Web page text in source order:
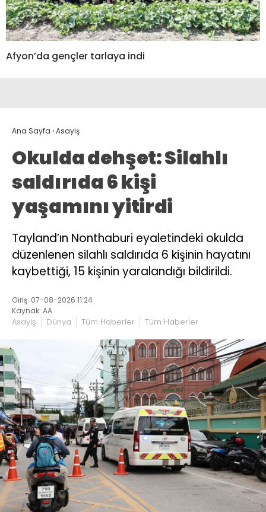
Afyon’da gençler tarlaya indi
Ana Sayfa ›Asayiş
Okulda dehşet: Silahlı
saldırıda 6 kişi
yaşamını yitirdi
Tayland’ın Nonthaburi eyaletindeki okulda
düzenlenen silahlı saldırıda 6 kişinin hayatını
kaybettiği, 15 kişinin yaralandığı bildirildi.
Giriş: 07-08-2026 11:24
Kaynak: AA
Asayiş Dünya Tüm Haberler Tüm Haberler